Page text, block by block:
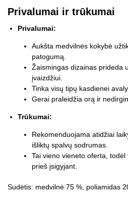
Privalumai ir trūkumai
Privalumai:
Aukšta medvilnės kokybė
patogumą.
Žaismingas dizainas prideda
įvaizdžiui.
Tinka visų tipų kasdienei
Gerai praleidžia orą ir
Trūkumai:
Rekomenduojama atidžiai
išliktų spalvų sodrumas.
Tai vieno vieneto oferta,
prieš įsigyjant.
Sudėtis: medvilnė 75 %, poliamidas